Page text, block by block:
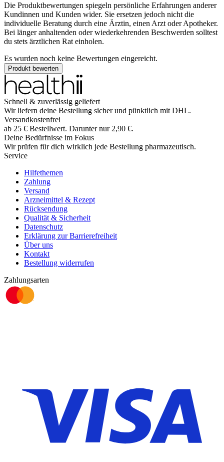
Die Produktbewertungen spiegeln persönliche Erfahrungen anderer
Kundinnen und Kunden wider. Sie ersetzen jedoch nicht die
individuelle Beratung durch eine Ärztin, einen Arzt oder Apotheker.
Bei länger anhaltenden oder wiederkehrenden Beschwerden solltest
du stets ärztlichen Rat einholen.
Es wurden noch keine Bewertungen eingereicht.
Produkt bewerten
Schnell & zuverlässig geliefert
Wir liefern deine Bestellung sicher und pünktlich mit DHL.
Versandkostenfrei
ab 25 € Bestellwert. Darunter nur 2,90 €.
Deine Bedürfnisse im Fokus
Wir prüfen für dich wirklich jede Bestellung pharmazeutisch.
Service
Hilfethemen
Zahlung
Versand
Arzneimittel & Rezept
Rücksendung
Qualität & Sicherheit
Datenschutz
Erklärung zur Barrierefreiheit
Über uns
Kontakt
Bestellung widerrufen
Zahlungsarten